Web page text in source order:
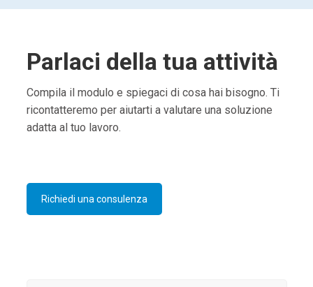
Parlaci della tua attività
Compila il modulo e spiegaci di cosa hai bisogno. Ti
ricontatteremo per aiutarti a valutare una soluzione
adatta al tuo lavoro.
Richiedi una consulenza